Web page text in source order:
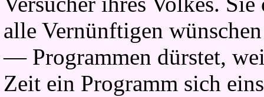
alle Vernünftigen
— Programmen dürstet,
Zeit ein Programm sich